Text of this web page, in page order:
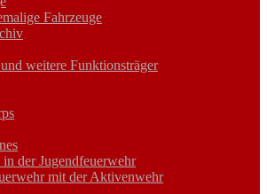
Fahrzeuge
weitere Funktionsträger
der Jugendfeuerwehr
mit der Aktivenwehr